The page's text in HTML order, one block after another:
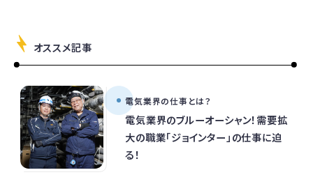
オススメ記事
電気業界の仕事とは？
電気業界のブルーオーシャン！需要拡
大の職業「ジョインター」の仕事に迫
る！